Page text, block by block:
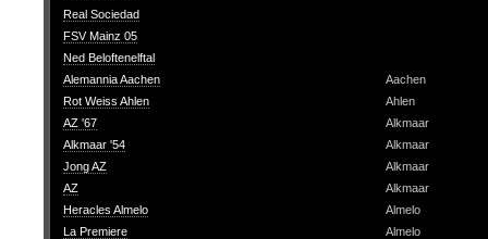
Real Sociedad
FSV Mainz 05
Ned Beloftenelftal
Alemannia Aachen
Aachen
Rot Weiss Ahlen
Ahlen
AZ '67
Alkmaar
Alkmaar '54
Alkmaar
Jong AZ
Alkmaar
AZ
Alkmaar
Heracles Almelo
Almelo
La Premiere
Almelo